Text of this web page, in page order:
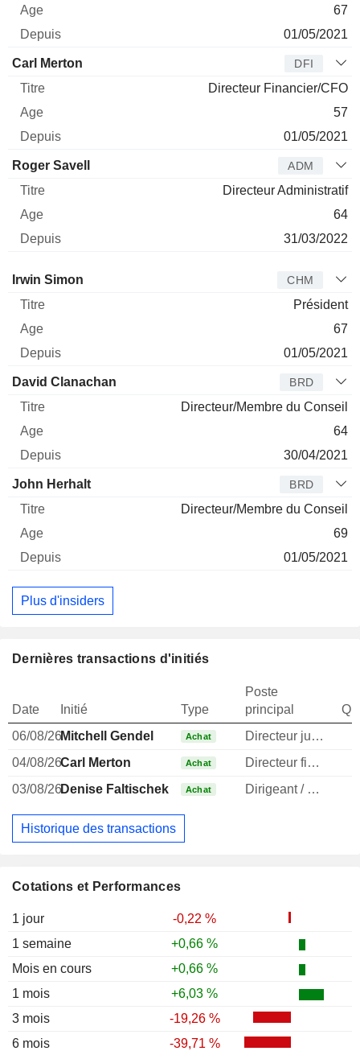
Cotations et Performances
1 jour
-0,22 %
1 semaine
+0,66 %
Mois en cours
+0,66 %
1 mois
+6,03 %
3 mois
-19,26 %
6 mois
-39,71 %
67
01/05/2021
Carl Merton DFI
Directeur Financier/CFO
57
01/05/2021
Roger Savell ADM
Directeur Administratif
64
31/03/2022
Administrateur
Irwin Simon CHM
Président
67
01/05/2021
David Clanachan BRD
Directeur/Membre du Conseil
64
30/04/2021
John Herhalt BRD
Directeur/Membre du Conseil
69
01/05/2021
Plus d'insiders
Dernières transactions d'initiés
Date Initié Type
Poste
principal
06/08/26Mitchell Gendel Achat Directeur juridique
04/08/26Carl Merton Achat Directeur financier
03/08/26Denise Faltischek Achat Dirigeant / cadre principal
Historique des transactions